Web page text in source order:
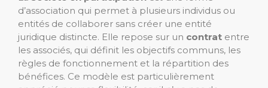
d’association qui permet à plusieurs individus ou
entités de collaborer sans créer une entité
juridique distincte. Elle repose sur un contrat entre
les associés, qui définit les objectifs communs, les
règles de fonctionnement et la répartition des
bénéfices. Ce modèle est particulièrement